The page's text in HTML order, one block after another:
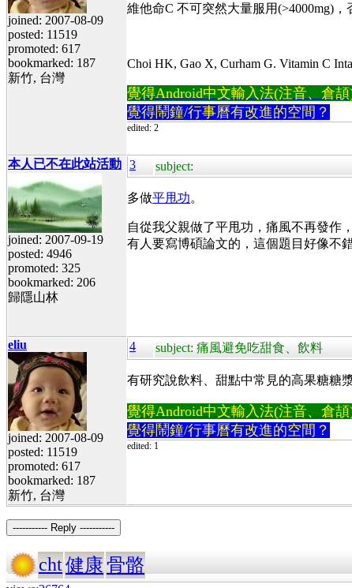
joined: 2007-08-09
posted: 11519
promoted: 617
bookmarked: 187
新竹, 台灣
維他命C 不可突然大量服用(>4000mg)
Choi HK, Gao X, Curham G. Vitamin C
覺得Android中文輸入法(注音、倉
覺得鬧鐘/行事曆有改進的空間？
edited: 2
本人已不在此站活動
joined: 2007-09-19
posted: 4946
promoted: 325
bookmarked: 206
歸隱山林
3 subject:
多做平甩功。
自從我父親做了平甩功，痛風不再發作
有人要寫博碩論文的，這個題目好像不
eliu
joined: 2007-08-09
posted: 11519
promoted: 617
bookmarked: 187
新竹, 台灣
4 subject: 痛風避免吃甜食、飲料
有研究說飲料、甜點中常見的高果糖糖
覺得Android中文輸入法(注音、倉
覺得鬧鐘/行事曆有改進的空間？
edited: 1
----------- Reply -----------
cht健康骨骼